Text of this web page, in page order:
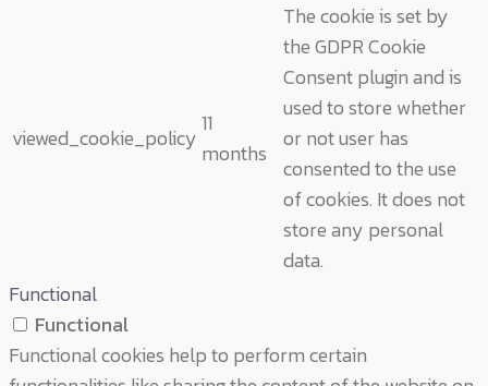
viewed_cookie_policy
11
months
The cookie is set by
the GDPR Cookie
Consent plugin and is
used to store whether
or not user has
consented to the use
of cookies. It does not
store any personal
data.
Functional
Functional
Functional cookies help to perform certain